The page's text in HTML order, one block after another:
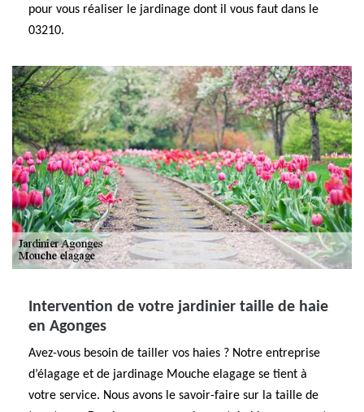
pour vous réaliser le jardinage dont il vous faut dans le
03210.
Intervention de votre jardinier taille de haie
en Agonges
Avez-vous besoin de tailler vos haies ? Notre entreprise
d’élagage et de jardinage Mouche elagage se tient à
votre service. Nous avons le savoir-faire sur la taille de